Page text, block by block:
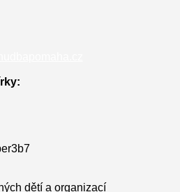
dětí a organizací